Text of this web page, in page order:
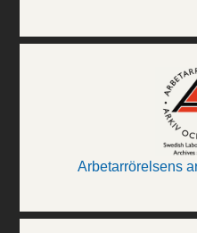
Arbetarrörelsens